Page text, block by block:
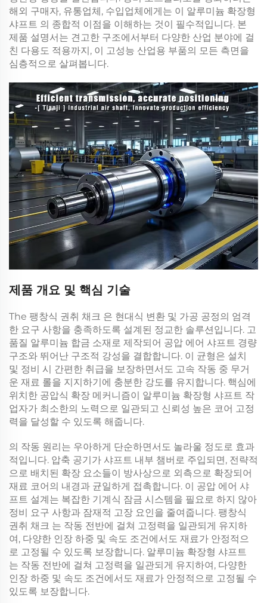
해외 구매자, 유통업체, 수입업체에게는 이 알루미늄 확장형
샤프트 의 종합적 이점을 이해하는 것이 필수적입니다. 본
제품 설명서는 견고한 구조에서부터 다양한 산업 분야에 걸
친 다용도 적용까지, 이 고성능 산업용 부품의 모든 측면을
심층적으로 살펴봅니다.
제품 개요 및 핵심 기술
The 팽창식 권취 채크 은 현대식 변환 및 가공 공정의 엄격
한 요구 사항을 충족하도록 설계된 정교한 솔루션입니다. 고
품질 알루미늄 합금 소재로 제작되어 공압 에어 샤프트 경량
구조와 뛰어난 구조적 강성을 결합합니다. 이 균형은 설치
및 정비 시 간편한 취급을 보장하면서도 고속 작동 중 무거
운 재료 롤을 지지하기에 충분한 강도를 유지합니다. 핵심에
위치한 공압식 확장 메커니즘이 알루미늄 확장형 샤프트 작
업자가 최소한의 노력으로 일관되고 신뢰성 높은 코어 고정
력을 달성할 수 있도록 해줍니다.
의 작동 원리는 우아하게 단순하면서도 놀라울 정도로 효과
적입니다. 압축 공기가 샤프트 내부 챔버로 주입되면, 전략적
으로 배치된 확장 요소들이 방사상으로 외측으로 확장되어
재료 코어의 내경과 균일하게 접촉합니다. 이 공압 에어 샤
프트 설계는 복잡한 기계식 잠금 시스템을 필요로 하지 않아
정비 요구 사항과 잠재적 고장 요인을 줄여줍니다. 팽창식
권취 채크 는 작동 전반에 걸쳐 고정력을 일관되게 유지하
여, 다양한 인장 하중 및 속도 조건에서도 재료가 안정적으
로 고정될 수 있도록 보장합니다. 알루미늄 확장형 샤프트
는 작동 전반에 걸쳐 고정력을 일관되게 유지하여, 다양한
인장 하중 및 속도 조건에서도 재료가 안정적으로 고정될 수
있도록 보장합니다.